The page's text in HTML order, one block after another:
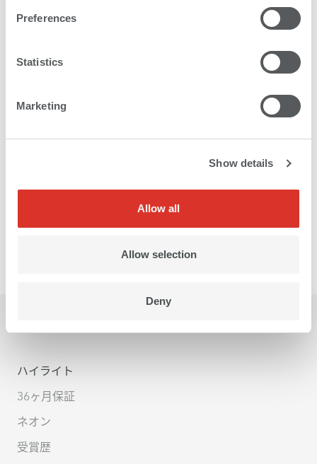
Preferences
Statistics
Marketing
Show details
Allow all
Allow selection
Deny
ハイライト
36ヶ月保証
ネオン
受賞歴